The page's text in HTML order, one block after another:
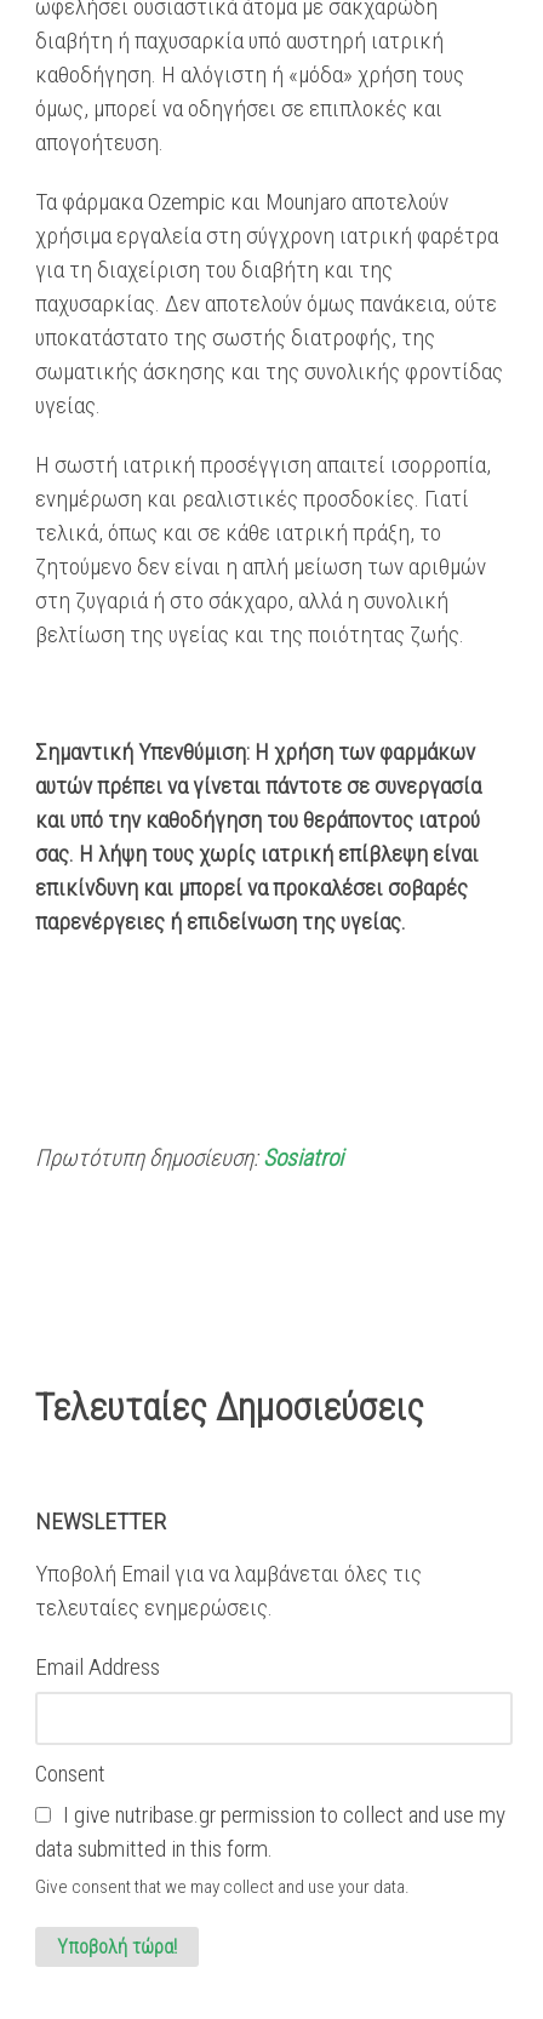
ωφελήσει ουσιαστικά άτομα με σακχαρώδη
διαβήτη ή παχυσαρκία υπό αυστηρή ιατρική
καθοδήγηση. Η αλόγιστη ή «μόδα» χρήση τους
όμως, μπορεί να οδηγήσει σε επιπλοκές και
απογοήτευση.
Τα φάρμακα Ozempic και Mounjaro αποτελούν
χρήσιμα εργαλεία στη σύγχρονη ιατρική φαρέτρα
για τη διαχείριση του διαβήτη και της
παχυσαρκίας. Δεν αποτελούν όμως πανάκεια, ούτε
υποκατάστατο της σωστής διατροφής, της
σωματικής άσκησης και της συνολικής φροντίδας
υγείας.
Η σωστή ιατρική προσέγγιση απαιτεί ισορροπία,
ενημέρωση και ρεαλιστικές προσδοκίες. Γιατί
τελικά, όπως και σε κάθε ιατρική πράξη, το
ζητούμενο δεν είναι η απλή μείωση των αριθμών
στη ζυγαριά ή στο σάκχαρο, αλλά η συνολική
βελτίωση της υγείας και της ποιότητας ζωής.
Σημαντική Υπενθύμιση: Η χρήση των φαρμάκων
αυτών πρέπει να γίνεται πάντοτε σε συνεργασία
και υπό την καθοδήγηση του θεράποντος ιατρού
σας. Η λήψη τους χωρίς ιατρική επίβλεψη είναι
επικίνδυνη και μπορεί να προκαλέσει σοβαρές
παρενέργειες ή επιδείνωση της υγείας.
Πρωτότυπη δημοσίευση:Sosiatroi
Τελευταίες Δημοσιεύσεις
NEWSLETTER
Υποβολή Email για να λαμβάνεται όλες τις
τελευταίες ενημερώσεις.
Email Address
Consent
I give nutribase.gr permission to collect and use my
data submitted in this form.
Give consent that we may collect and use your data.
Υποβολή τώρα!